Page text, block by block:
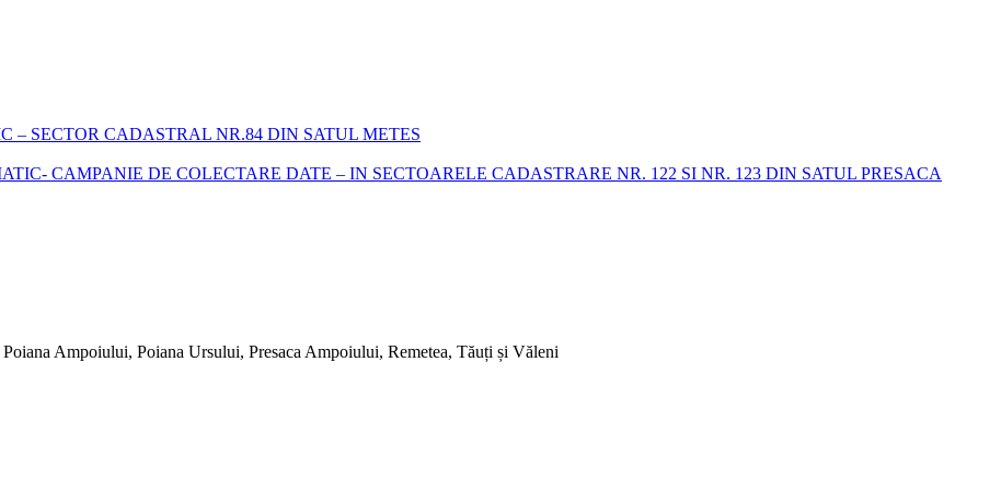
– SECTOR CADASTRAL NR.84 DIN SATUL METES
CAMPANIE DE COLECTARE DATE – IN SECTOARELE CADASTRARE NR. 122 SI NR. 123 DIN SATUL PRESACA
Ampoiului, Poiana Ursului, Presaca Ampoiului, Remetea, Tăuți și Văleni